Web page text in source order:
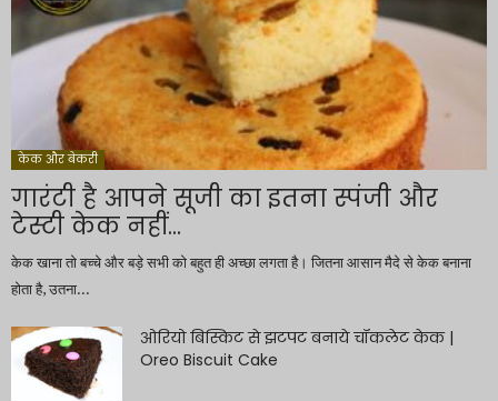
केक और बेकरी
गारंटी है आपने सूजी का इतना स्पंजी और
टेस्टी केक नहीं...
केक खाना तो बच्चे और बड़े सभी को बहुत ही अच्छा लगता है। जितना आसान मैदे से केक बनाना
होता है, उतना...
ओरियो बिस्किट से झटपट बनाये चॉकलेट केक |
Oreo Biscuit Cake